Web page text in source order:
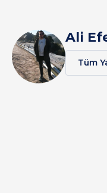
Ali
Tüm